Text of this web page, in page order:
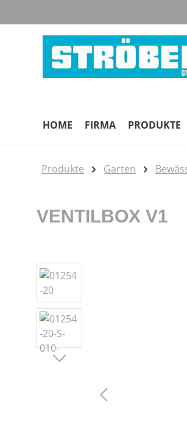
HOME FIRMA PRODUKTE
Produkte Garten
VENTILBOX V1
Bildergalerie überspringen